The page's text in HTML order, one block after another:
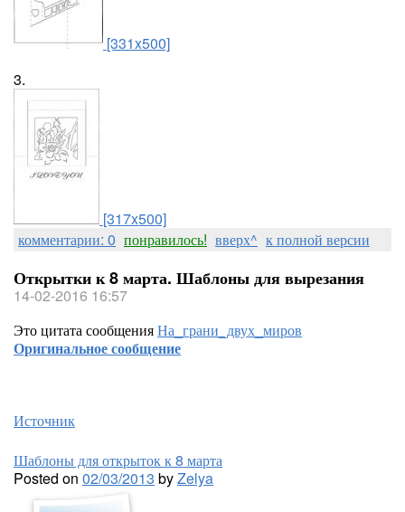
[331x500]
3.
[317x500]
комментарии: 0 понравилось! вверх^ к полной версии
Открытки к 8 марта. Шаблоны для вырезания
14-02-2016 16:57
Это цитата сообщенияНа_грани_двух_миров
Оригинальное сообщение
Источник
Шаблоны для открыток к 8 марта
Posted on 02/03/2013 byZelya